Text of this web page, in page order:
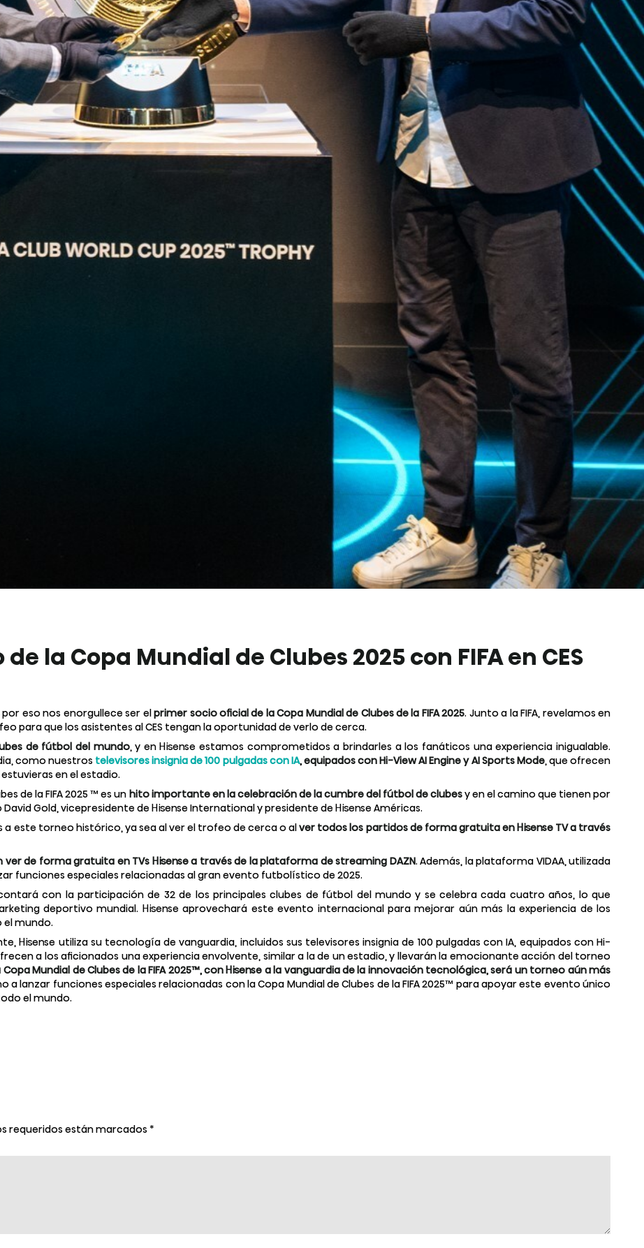
la Copa Mundial de Clubes 2025 con FIFA en CES
por eso nos enorgullece ser elprimer socio oficial de la Copa Mundial de Clubes de la FIFA 2025. Junto a la FIFA, revelamos en
para que los asistentes al CES tengan la oportunidad de verlo de cerca.
de fútbol del mundo, y en Hisense estamos comprometidos a brindarles a los fanáticos una experiencia inigualable.
como nuestros televisores insignia de 100 pulgadas con IA, equipados con Hi-View AI Engine y AI Sports Mode, que ofrecen
en el estadio.
de la FIFA 2025 ™ es un hito importante en la celebración de la cumbre del fútbol de clubesy en el camino que tienen por
Gold, vicepresidente de Hisense International y presidente de Hisense Américas.
a este torneo histórico, ya sea al ver el trofeo de cerca o alver todos los partidos de forma gratuita en Hisense TV a través
de forma gratuita en TVs Hisense a través de la plataforma de streaming DAZN. Además, la plataforma VIDAA, utilizada
funciones especiales relacionadas al gran evento futbolístico de 2025.
con la participación de 32 de los principales clubes de fútbol del mundo y se celebra cada cuatro años, lo que
deportivo mundial. Hisense aprovechará este evento internacional para mejorar aún más la experiencia de los
el mundo.
Hisense utiliza su tecnología de vanguardia, incluidos sus televisores insignia de 100 pulgadas con IA, equipados con Hi-
a los aficionados una experiencia envolvente, similar a la de un estadio, y llevarán la emocionante acción del torneo
Copa Mundial de Clubes de la FIFA 2025™, con Hisense a la vanguardia de la innovación tecnológica, será un torneo aún más
a lanzar funciones especiales relacionadas con la Copa Mundial de Clubes de la FIFA 2025™ para apoyar este evento único
el mundo.
requeridos están marcados *